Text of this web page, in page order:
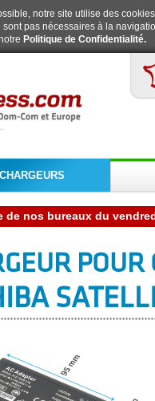
notre site utilise des
pas nécessaires à la
Politique de Confidentialité.
CHARGEURS